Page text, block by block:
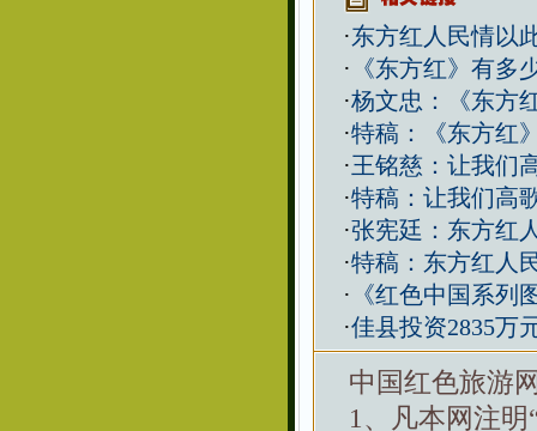
·东方红人民情以
· 《东方红》有多
·杨文忠：《东方
·特稿：《东方红
·王铭慈：让我们
·特稿：让我们高
·张宪廷：东方红
·特稿：东方红人
· 《红色中国系
·佳县投资2835万
中国红色旅游
1、凡本网注